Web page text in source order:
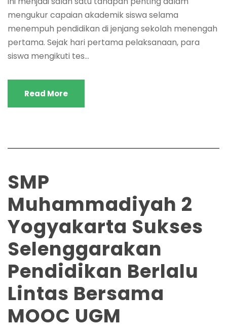
mengukur capaian akademik siswa selama
menempuh pendidikan di jenjang sekolah menengah
pertama. Sejak hari pertama pelaksanaan, para
siswa mengikuti tes...
Read More
SMP
Muhammadiyah 2
Yogyakarta Sukses
Selenggarakan
Pendidikan Berlalu
Lintas Bersama
MOOC UGM